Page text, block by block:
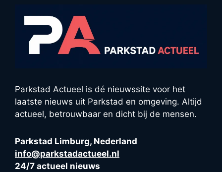
Parkstad Actueel is dé nieuwssite voor het
laatste nieuws uit Parkstad en omgeving. Altijd
actueel, betrouwbaar en dicht bij de mensen.
Parkstad Limburg, Nederland
info@parkstadactueel.nl
24/7 actueel nieuws